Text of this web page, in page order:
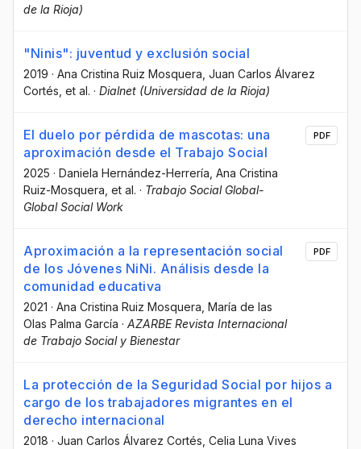
de la Rioja)
"Ninis": juventud y exclusión social
2019 · Ana Cristina Ruiz Mosquera , Juan Carlos Álvarez
Cortés , et al. · Dialnet (Universidad de la Rioja)
El duelo por pérdida de mascotas: una
aproximación desde el Trabajo Social
2025 · Daniela Hernández-Herrería , Ana Cristina
Ruiz-Mosquera , et al. · Trabajo Social Global-
Global Social Work
PDF
Aproximación a la representación social
de los Jóvenes NiNi. Análisis desde la
comunidad educativa
2021 · Ana Cristina Ruiz Mosquera , María de las
Olas Palma García · AZARBE Revista Internacional
de Trabajo Social y Bienestar
PDF
La protección de la Seguridad Social por hijos a
cargo de los trabajadores migrantes en el
derecho internacional
2018 · Juan Carlos Álvarez Cortés , Celia Luna Vives